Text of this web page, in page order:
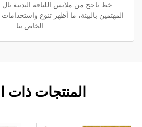
خط ناجح من ملابس اللياقة البدنية
المهتمين بالبيئة، ما أظهر تنوع واستخدامات
الخاص بنا.
المنتجات ذات